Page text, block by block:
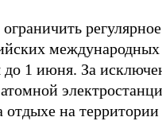
до 1 июня. За
атомной
отдыхе на